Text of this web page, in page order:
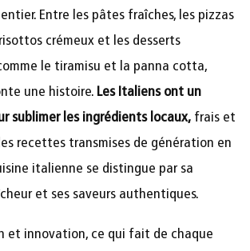
Entre les pâtes fraîches, les pizzas
crémeux et les desserts
le tiramisu et la panna cotta,
une histoire. Les Italiens ont un
sublimer les ingrédients locaux, frais et
recettes transmises de génération en
italienne se distingue par sa
et ses saveurs authentiques.
et innovation, ce qui fait de chaque